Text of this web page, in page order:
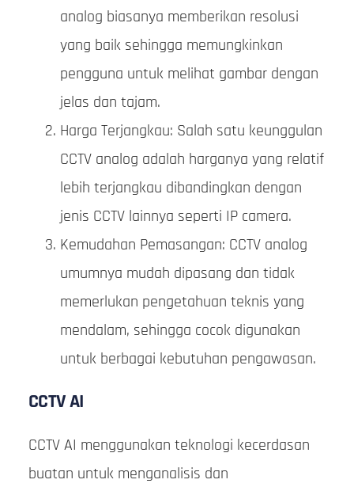
analog biasanya memberikan resolusi
yang baik sehingga memungkinkan
pengguna untuk melihat gambar dengan
jelas dan tajam.
Harga Terjangkau: Salah satu keunggulan
CCTV analog adalah harganya yang relatif
lebih terjangkau dibandingkan dengan
jenis CCTV lainnya seperti IP camera.
Kemudahan Pemasangan: CCTV analog
umumnya mudah dipasang dan tidak
memerlukan pengetahuan teknis yang
mendalam, sehingga cocok digunakan
untuk berbagai kebutuhan pengawasan.
CCTV AI
CCTV AI menggunakan teknologi kecerdasan
buatan untuk menganalisis dan